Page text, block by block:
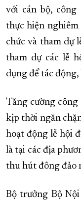
với cán bộ, công
thực hiện
chức và tham dự
tham dự các lễ
dụng để tác
Tăng cường
kịp thời ngăn
hoạt động lễ hội
là tại các địa
thu hút đông đảo
Bộ trưởng Bộ